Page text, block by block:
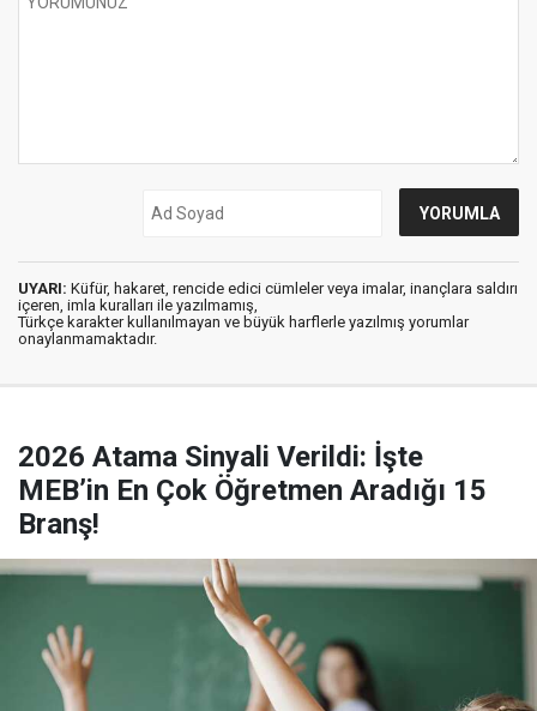
UYARI: Küfür, hakaret, rencide edici cümleler veya imalar, inançlara saldırı
içeren, imla kuralları ile yazılmamış,
Türkçe karakter kullanılmayan ve büyük harflerle yazılmış yorumlar
onaylanmamaktadır.
2026 Atama Sinyali Verildi: İşte
MEB’in En Çok Öğretmen Aradığı 15
Branş!